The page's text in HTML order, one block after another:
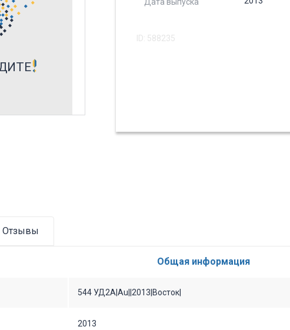
ID: 588235
Отзывы
Общая информация
544 УД2А|Au||2013|Восток|
2013